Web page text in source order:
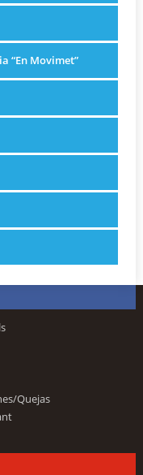
“En Movimet”
Quejas